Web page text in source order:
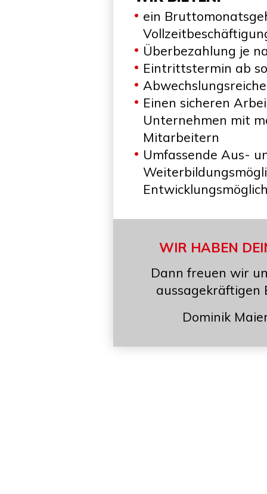
ein
Überbezahlung je
Eintrittstermin ab
Einen sicheren
Unternehmen mit
Mitarbeitern
Umfassende Aus-
WIR HABEN
Dann freuen wir
aussagekräftigen
Dominik